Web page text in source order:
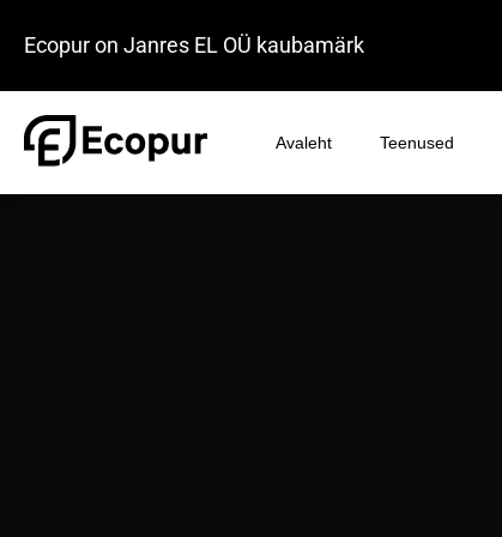
Ecopur on Janres EL OÜ kaubamärk
Avaleht Teenused